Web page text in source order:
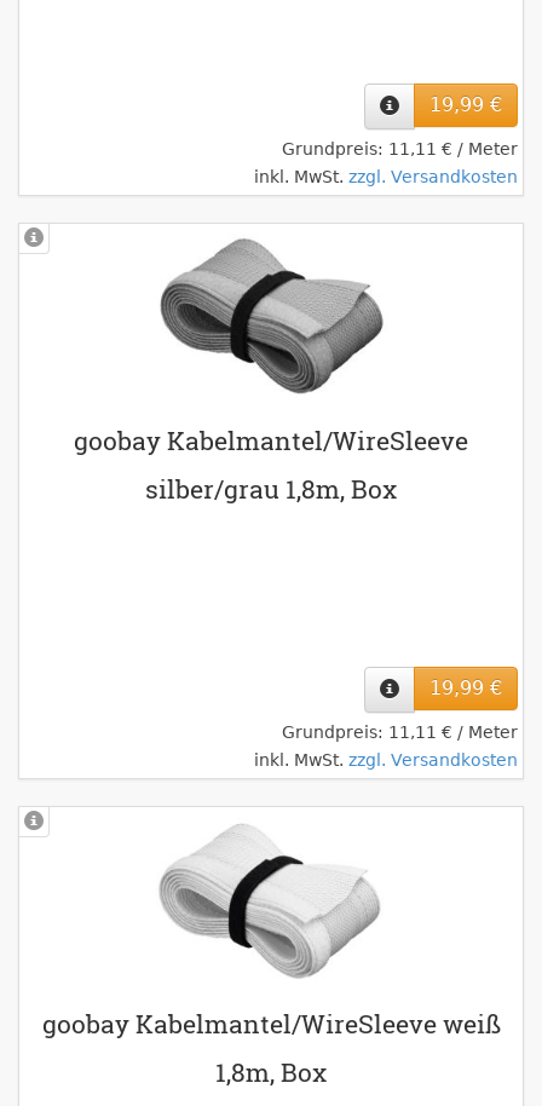
19,99 €
Grundpreis: 11,11 € / Meter
inkl. MwSt. zzgl. Versandkosten
goobay Kabelmantel/WireSleeve
silber/grau 1,8m, Box
19,99 €
Grundpreis: 11,11 € / Meter
inkl. MwSt. zzgl. Versandkosten
goobay Kabelmantel/WireSleeve weiß
1,8m, Box